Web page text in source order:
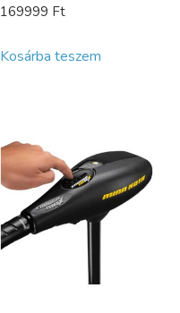
169999 Ft
Kosárba teszem